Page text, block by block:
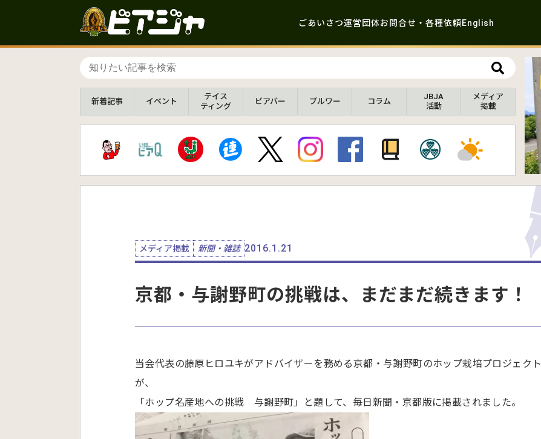
ごあいさつ運営団体お問合せ・各種依頼English
新着記事 イベント
テイス
ティング
ビアバー ブルワー コラム
JBJA
活動
メディア
掲載
メディア掲載 新聞・雑誌 2016.1.21
京都・与謝野町の挑戦は、まだまだ続きます！
当会代表の藤原ヒロユキがアドバイザーを務める京都・与謝野町のホップ栽培プロジェクト
が、
「ホップ名産地への挑戦 与謝野町」と題して、毎日新聞・京都版に掲載されました。